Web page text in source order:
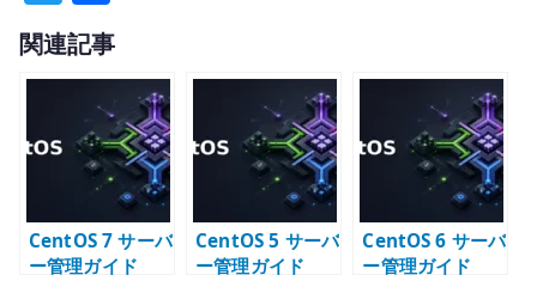
w
it
te
r
有
関連記事
CentOS 7 サーバ
ー管理ガイド
CentOS 5 サーバ
ー管理ガイド
CentOS 6 サーバ
ー管理ガイド